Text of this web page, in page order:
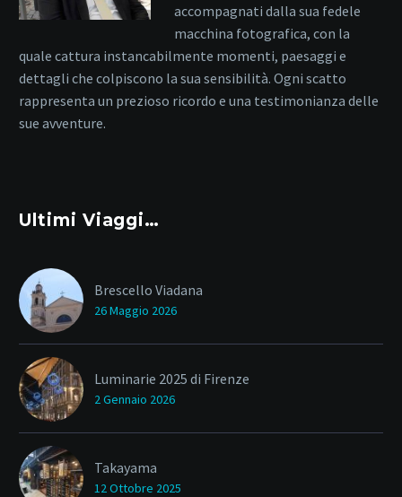
accompagnati dalla sua fedele
macchina fotografica, con la
quale cattura instancabilmente momenti, paesaggi e
dettagli che colpiscono la sua sensibilità. Ogni scatto
rappresenta un prezioso ricordo e una testimonianza delle
sue avventure.
Ultimi Viaggi…
Brescello Viadana
26 Maggio 2026
Luminarie 2025 di Firenze
2 Gennaio 2026
Takayama
12 Ottobre 2025